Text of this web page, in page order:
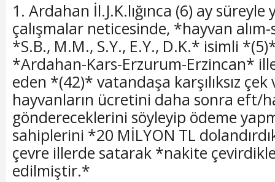
1. Ardahan İl.J.K.lığınca (6) ay süreyle
çalışmalar neticesinde, *hayvan alım-
*S.B., M.M., S.Y., E.Y., D.K.* isimli
*Ardahan-Kars-Erzurum-Erzincan*
eden *(42)* vatandaşa karşılıksız çek
hayvanların ücretini daha sonra eft/
göndereceklerini söyleyip ödeme
sahiplerini *20 MİLYON TL
çevre illerde satarak *nakite
edilmiştir.*